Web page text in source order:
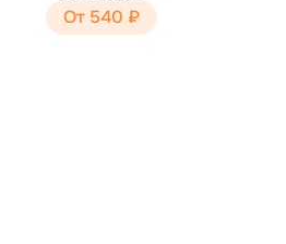
От 540 ₽